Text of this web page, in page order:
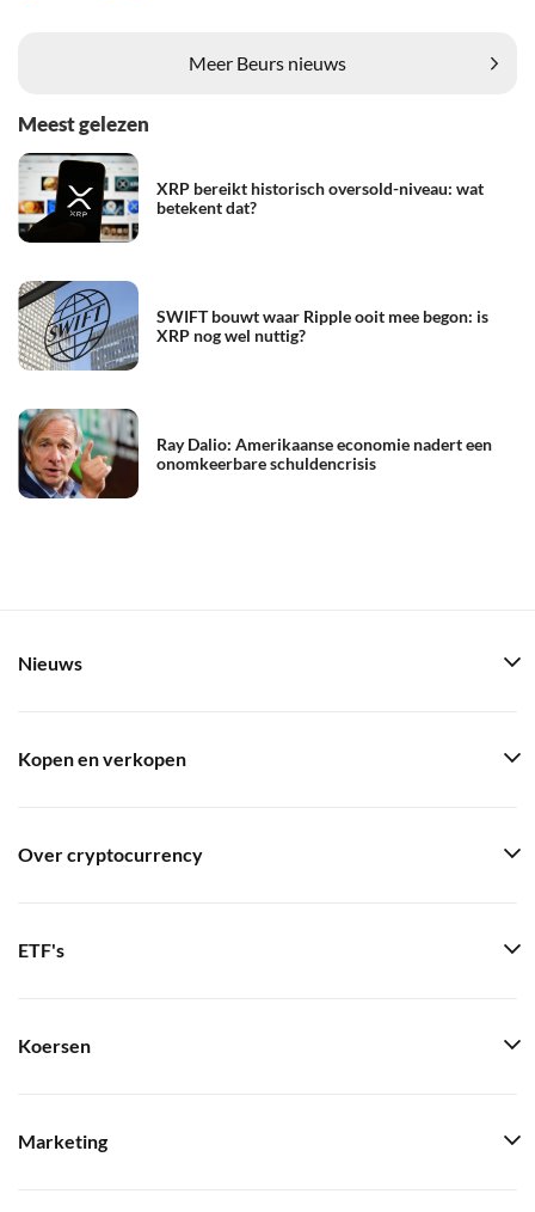
Meer Beurs nieuws
Meest gelezen
XRP bereikt historisch oversold-niveau: wat
betekent dat?
SWIFT bouwt waar Ripple ooit mee begon: is
XRP nog wel nuttig?
Ray Dalio: Amerikaanse economie nadert een
onomkeerbare schuldencrisis
Nieuws
Kopen en verkopen
Over cryptocurrency
ETF's
Koersen
Marketing